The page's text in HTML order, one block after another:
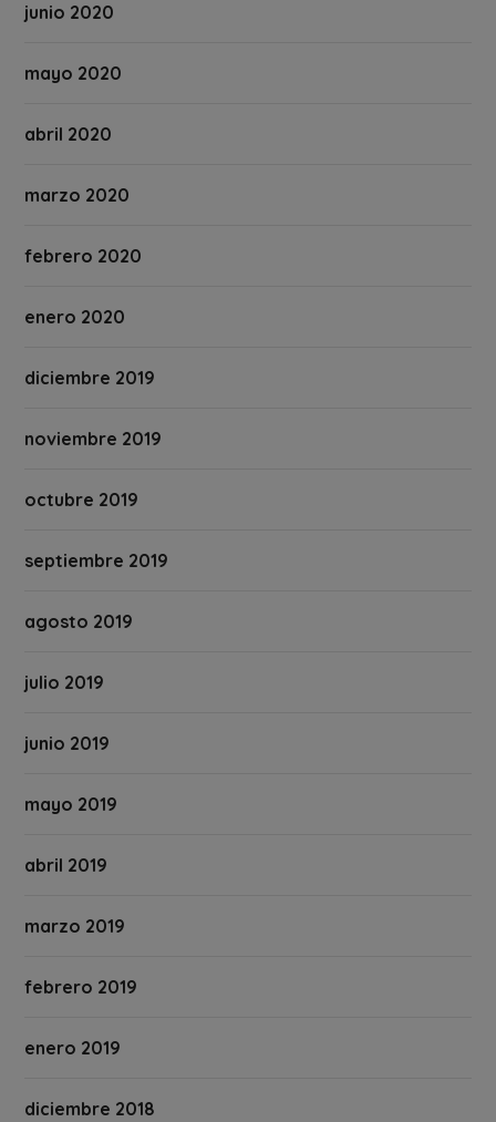
junio 2020
mayo 2020
abril 2020
marzo 2020
febrero 2020
enero 2020
diciembre 2019
noviembre 2019
octubre 2019
septiembre 2019
agosto 2019
julio 2019
junio 2019
mayo 2019
abril 2019
marzo 2019
febrero 2019
enero 2019
diciembre 2018